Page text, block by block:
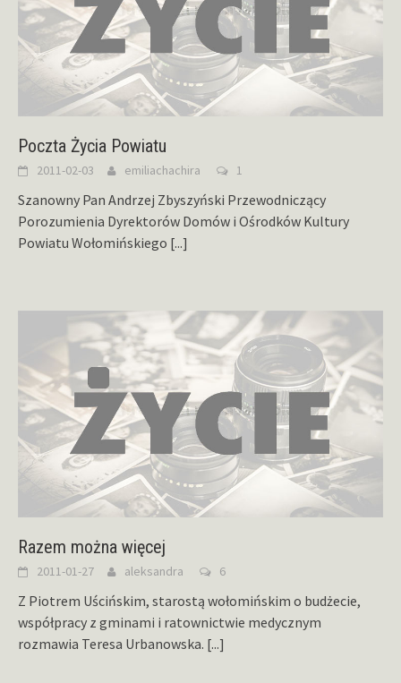
Poczta Życia Powiatu
2011-02-03 emiliachachira 1
Szanowny Pan Andrzej Zbyszyński Przewodniczący
Porozumienia Dyrektorów Domów i Ośrodków Kultury
Powiatu Wołomińskiego [...]
Razem można więcej
2011-01-27 aleksandra 6
Z Piotrem Uścińskim, starostą wołomińskim o budżecie,
współpracy z gminami i ratownictwie medycznym
rozmawia Teresa Urbanowska. [...]